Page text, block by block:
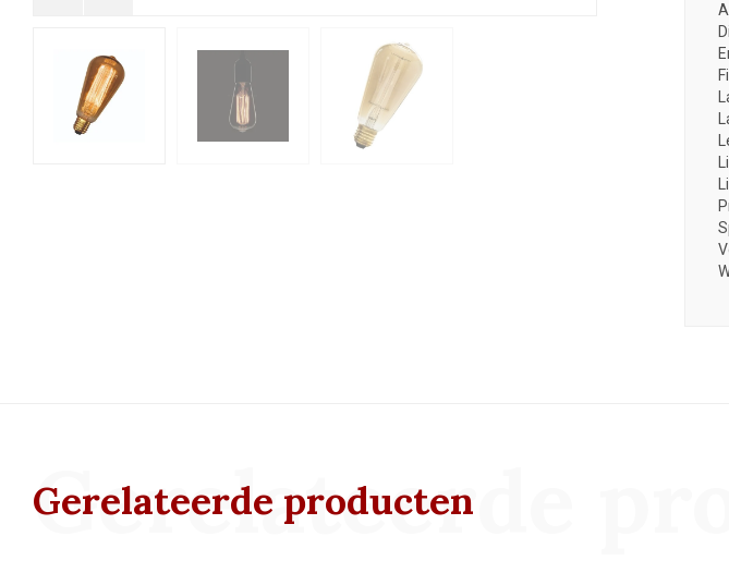
Gerelateerde producten
Gerelateerde